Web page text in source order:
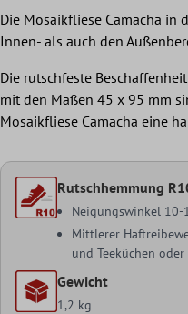
Die Mosaikfliese Camacha in
Innen- als auch den
Die rutschfeste
mit den Maßen 45 x 95 mm
Mosaikfliese Camacha eine
Rutschhemmung
Neigungswinkel 10-
Mittlerer
und Teeküchen
Gewicht
1,2 kg